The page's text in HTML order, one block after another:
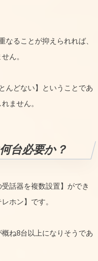
なることが抑えられれば、
ん。
んどない】ということであ
ません。
台必要か？
話器を複数設置】ができ
ホン】です。
ね8台以上になりそうであ